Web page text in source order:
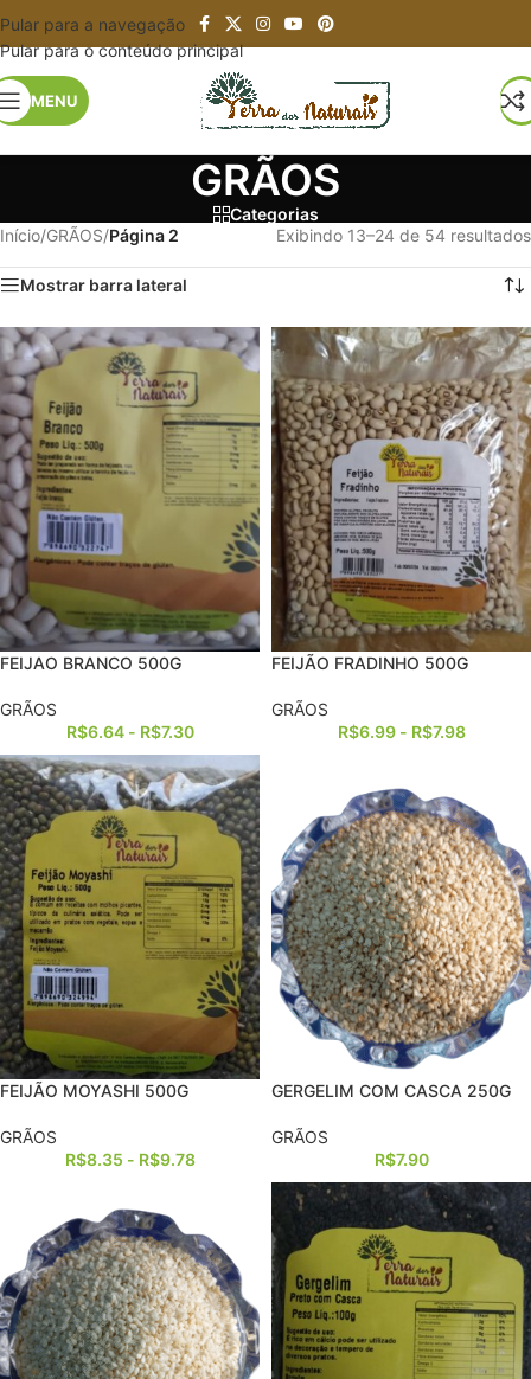
Pular para a navegação
Pular para o conteúdo principal
MENU
GRÃOS
Categorias
Início/GRÃOS/Página 2 Exibindo 13–24 de 54 resultados
Mostrar barra lateral
FEIJAO BRANCO 500G
GRÃOS
R$6.64- R$7.30
FEIJÃO FRADINHO 500G
GRÃOS
R$6.99- R$7.98
FEIJÃO MOYASHI 500G
GRÃOS
R$8.35 - R$9.78
GERGELIM COM CASCA 250G
GRÃOS
R$7.90